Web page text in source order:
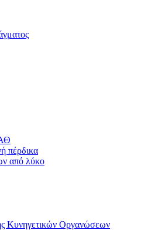
πέρδικα
από λύκο
Κυνηγετικών Οργανώσεων